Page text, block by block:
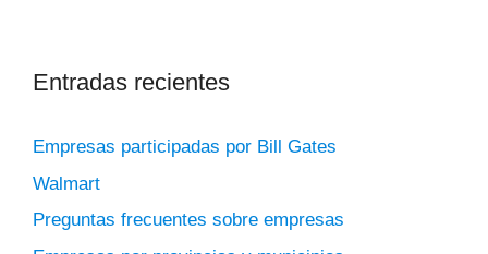
Entradas recientes
Empresas participadas por Bill Gates
Walmart
Preguntas frecuentes sobre empresas